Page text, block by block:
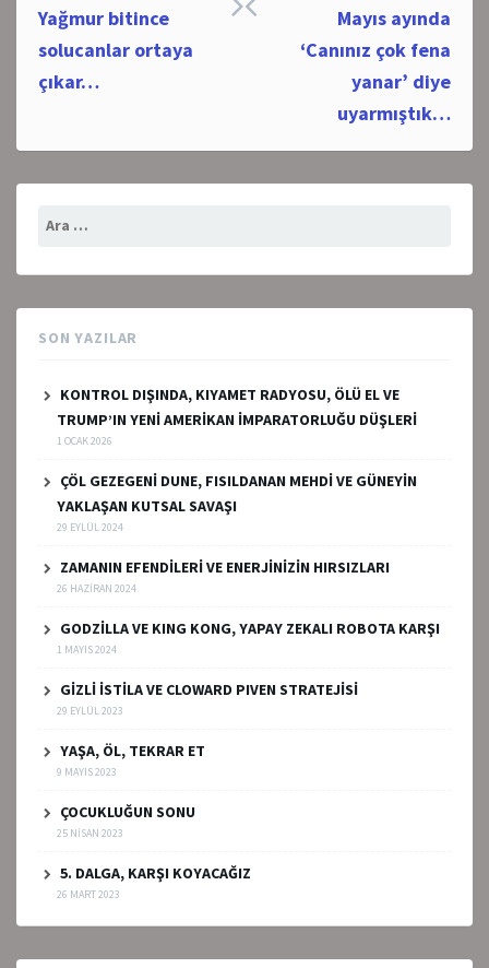
navigation
Mayıs ayında
‘Canınız çok fena
yanar’ diye
uyarmıştık…
Yağmur bitince
solucanlar ortaya
çıkar…
Arama:
SON YAZILAR
KONTROL DIŞINDA, KIYAMET RADYOSU, ÖLÜ EL VE
TRUMP’IN YENİ AMERİKAN İMPARATORLUĞU DÜŞLERİ
1 OCAK 2026
ÇÖL GEZEGENİ DUNE, FISILDANAN MEHDİ VE GÜNEYİN
YAKLAŞAN KUTSAL SAVAŞI
29 EYLÜL 2024
ZAMANIN EFENDİLERİ VE ENERJİNİZİN HIRSIZLARI
26 HAZIRAN 2024
GODZİLLA VE KING KONG, YAPAY ZEKALI ROBOTA KARŞI
1 MAYIS 2024
GİZLİ İSTİLA VE CLOWARD PIVEN STRATEJİSİ
29 EYLÜL 2023
YAŞA, ÖL, TEKRAR ET
9 MAYIS 2023
ÇOCUKLUĞUN SONU
25 NISAN 2023
5. DALGA, KARŞI KOYACAĞIZ
26 MART 2023